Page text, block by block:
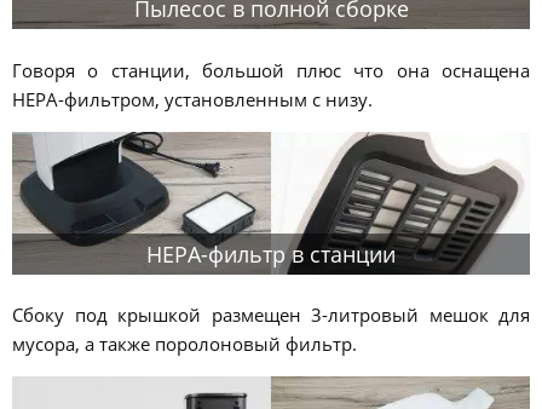
Пылесос в полной сборке
Говоря о станции, большой плюс что она оснащена
HEPA-фильтром, установленным с низу.
HEPA-фильтр в станции
Сбоку под крышкой размещен 3-литровый мешок для
мусора, а также поролоновый фильтр.